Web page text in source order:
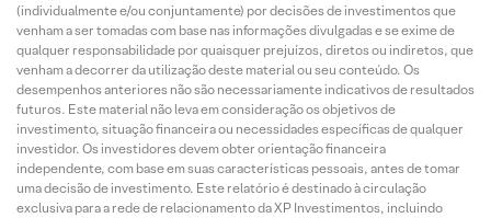
(individualmente e/ou conjuntamente) por decisões de investimentos que
venham a ser tomadas com base nas informações divulgadas e se exime de
qualquer responsabilidade por quaisquer prejuízos, diretos ou indiretos, que
venham a decorrer da utilização deste material ou seu conteúdo. Os
desempenhos anteriores não são necessariamente indicativos de resultados
futuros. Este material não leva em consideração os objetivos de
investimento, situação financeira ou necessidades específicas de qualquer
investidor. Os investidores devem obter orientação financeira
independente, com base em suas características pessoais, antes de tomar
uma decisão de investimento. Este relatório é destinado à circulação
exclusiva para a rede de relacionamento da XP Investimentos, incluindo